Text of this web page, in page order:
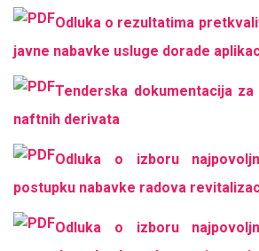
Odluka o rezultatima
javne nabavke usluge dorade
Tenderska dokumentacija za
naftnih derivata
Odluka o izboru
postupku nabavke radova
Odluka o izboru